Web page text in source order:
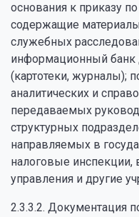
основания к приказу
содержащие материалы
служебных
информационный банк
(картотеки, журналы);
аналитических и
передаваемых
структурных
направляемых в
налоговые
управления и другие
2.3.3.2. Документация